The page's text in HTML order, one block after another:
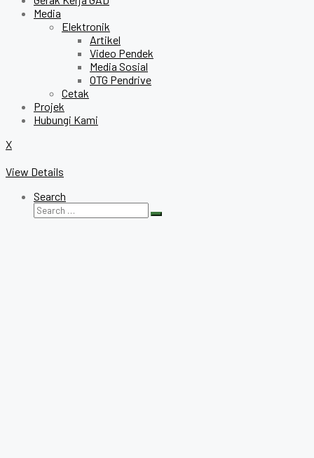
Media
Elektronik
Artikel
Video Pendek
Media Sosial
OTG Pendrive
Cetak
Projek
Hubungi Kami
X
View Details
Search
Search
for:
Search